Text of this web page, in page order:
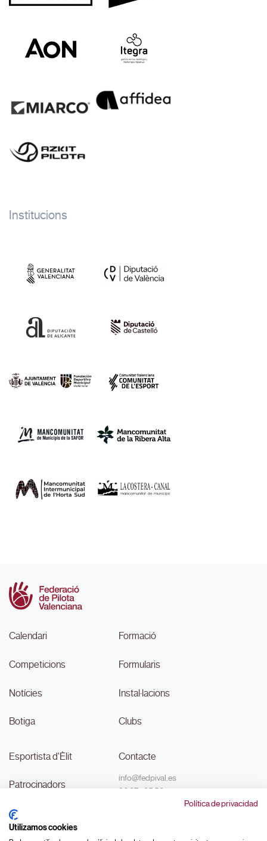
Política de privacidad
Utilizamos cookies
Institucions
Calendari
Competicions
Notícies
Botiga
Formació
Formularis
Instal·lacions
Clubs
Esportista d'Èlit
Patrocinadors
Transparència
Contacte
info@fedpival.es
96 374 95 58
C/Marqués de Sant Joan nº 32,